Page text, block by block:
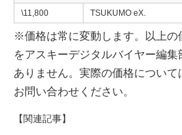
\11,800 TSUKUMO eX.
※価格は常に変動します。以上の
をアスキーデジタルバイヤー編
ありません。実際の価格につい
お問い合わせください。
【関連記事】